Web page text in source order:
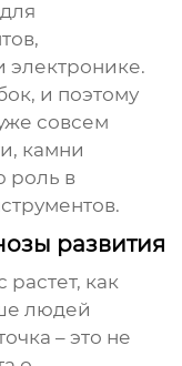
электронике.
и поэтому
совсем
камни
роль в
развития
как
людей
– это не